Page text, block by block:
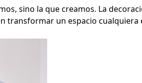
sino la que creamos. La
transformar un espacio